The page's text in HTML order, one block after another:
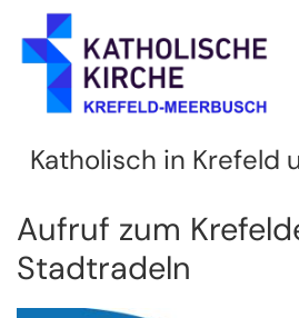
Zum Inhalt springen
Katholisch in Krefeld
Aufruf zum
Stadtradeln